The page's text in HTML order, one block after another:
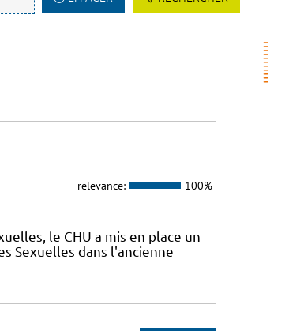
relevance: 100%
le CHU a mis en place un
Sexuelles dans l'ancienne